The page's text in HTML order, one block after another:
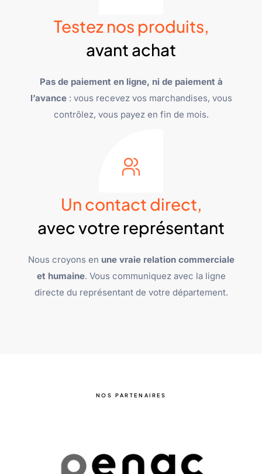
Testez nos produits,
avant achat
Pas de paiement en ligne, ni de paiement à
l’avance: vous recevez vos marchandises, vous
contrôlez, vous payez en fin de mois.
Un contact direct,
avec votre représentant
Nous croyons en une vraie relation commerciale
et humaine. Vous communiquez avec la ligne
directe du représentant de votre département.
NOS PARTENAIRES